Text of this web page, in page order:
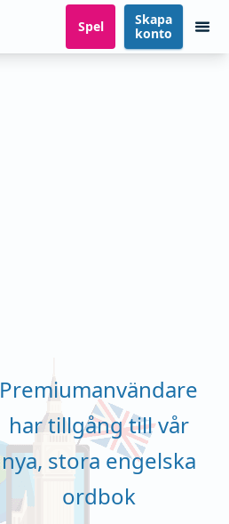
Spel
Skapa
konto
Premiumanvändare
har tillgång till vår
nya, stora engelska
ordbok